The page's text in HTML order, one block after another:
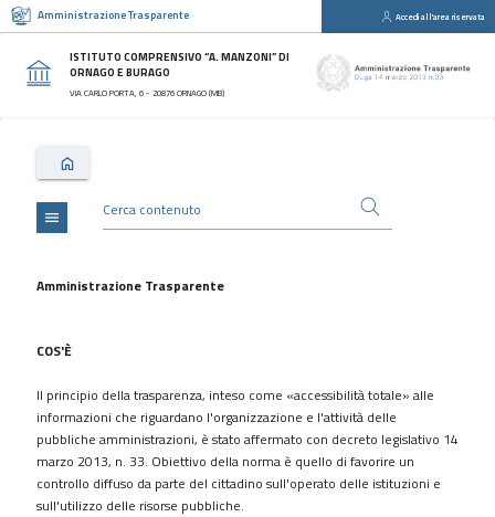
Amministrazione Trasparente Accedi all'area riservata
ISTITUTO COMPRENSIVO “A. MANZONI” DI
ORNAGO E BURAGO
VIA CARLO PORTA, 6 - 20876 ORNAGO (MB)
Sezioni
Disposizioni
Generali
Consulenti
collaboratori
Bandi
Performance
Enti
controllati
Attività
e
procedimenti
menu
Amministrazione Trasparente
COS'È
Il principio della trasparenza, inteso come «accessibilità totale» alle
informazioni che riguardano l'organizzazione e l'attività delle
pubbliche amministrazioni, è stato affermato con decreto legislativo 14
marzo 2013, n. 33. Obiettivo della norma è quello di favorire un
controllo diffuso da parte del cittadino sull'operato delle istituzioni e
sull'utilizzo delle risorse pubbliche.